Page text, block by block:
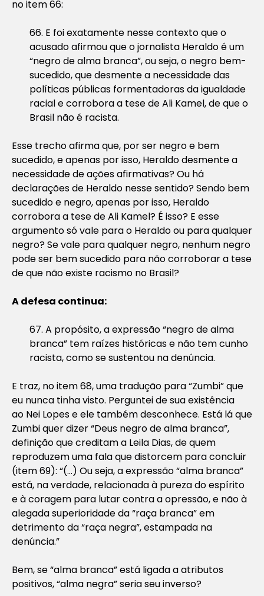
no item 66:
66. E foi exatamente nesse contexto que o
acusado afirmou que o jornalista Heraldo é um
“negro de alma branca”, ou seja, o negro bem-
sucedido, que desmente a necessidade das
políticas públicas formentadoras da igualdade
racial e corrobora a tese de Ali Kamel, de que o
Brasil não é racista.
Esse trecho afirma que, por ser negro e bem
sucedido, e apenas por isso, Heraldo desmente a
necessidade de ações afirmativas? Ou há
declarações de Heraldo nesse sentido? Sendo bem
sucedido e negro, apenas por isso, Heraldo
corrobora a tese de Ali Kamel? É isso? E esse
argumento só vale para o Heraldo ou para qualquer
negro? Se vale para qualquer negro, nenhum negro
pode ser bem sucedido para não corroborar a tese
de que não existe racismo no Brasil?
A defesa continua:
67. A propósito, a expressão “negro de alma
branca” tem raízes históricas e não tem cunho
racista, como se sustentou na denúncia.
E traz, no item 68, uma tradução para “Zumbi” que
eu nunca tinha visto. Perguntei de sua existência
ao Nei Lopes e ele também desconhece. Está lá que
Zumbi quer dizer “Deus negro de alma branca”,
definição que creditam a Leila Dias, de quem
reproduzem uma fala que distorcem para concluir
(item 69): “(…) Ou seja, a expressão “alma branca”
está, na verdade, relacionada à pureza do espírito
e à coragem para lutar contra a opressão, e não à
alegada superioridade da “raça branca” em
detrimento da “raça negra”, estampada na
denúncia.”
Bem, se “alma branca” está ligada a atributos
positivos, “alma negra” seria seu inverso?